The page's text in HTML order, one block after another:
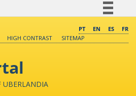
Comunica BR
PT EN ES
FR
HIGH CONTRAST SITEMAP
UBERLANDIA